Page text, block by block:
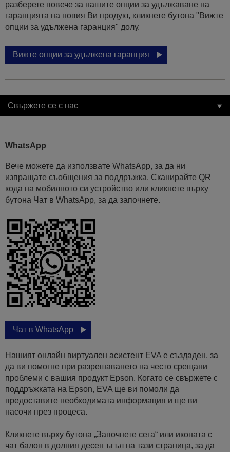
разберете повече за нашите опции за удължаване на
гаранцията на новия Ви продукт, кликнете бутона "Вижте
опции за удължена гаранция" долу.
Вижте опции за удължена гаранция
Свържете се с нас
WhatsApp
Вече можете да използвате WhatsApp, за да ни
изпращате съобщения за поддръжка. Сканирайте QR
кода на мобилното си устройство или кликнете върху
бутона Чат в WhatsApp, за да започнете.
Чат в WhatsApp
Нашият онлайн виртуален асистент EVA е създаден, за
да ви помогне при разрешаването на често срещани
проблеми с вашия продукт Epson. Когато се свържете с
поддръжката на Epson, EVA ще ви помоли да
предоставите необходимата информация и ще ви
насочи през процеса.
Кликнете върху бутона „Започнете сега“ или иконата с
чат балон в долния десен ъгъл на тази страница, за да